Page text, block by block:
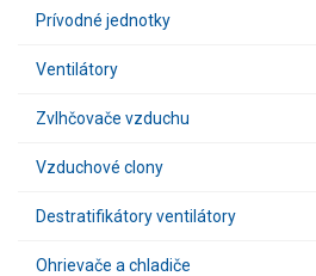
Prívodné jednotky
Ventilátory
Zvlhčovače vzduchu
Vzduchové clony
Destratifikátory ventilátory
Ohrievače a chladiče